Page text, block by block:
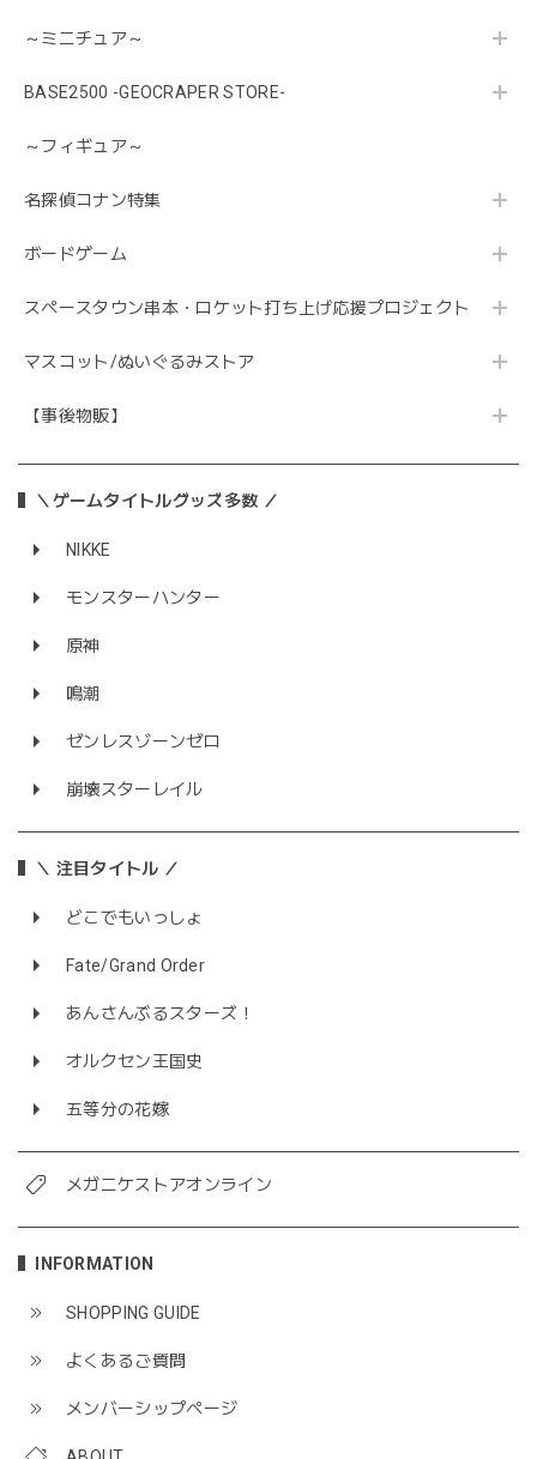
～ミニチュア～
BASE2500 -GEOCRAPER STORE-
～フィギュア～
名探偵コナン特集
ボードゲーム
スペースタウン串本・ロケット打ち上げ応援プロジェクト
マスコット/ぬいぐるみストア
【事後物販】
＼ゲームタイトルグッズ多数 ／
NIKKE
モンスターハンター
原神
鳴潮
ゼンレスゾーンゼロ
崩壊スターレイル
＼ 注目タイトル ／
どこでもいっしょ
Fate/Grand Order
あんさんぶるスターズ！
オルクセン王国史
五等分の花嫁
メガニケストアオンライン
INFORMATION
SHOPPING GUIDE
よくあるご質問
メンバーシップページ